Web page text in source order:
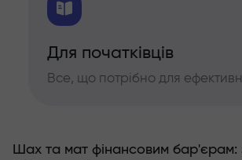
Для початківців
Все, що потрібно для
Шах та мат фінансовим бар'єрам: